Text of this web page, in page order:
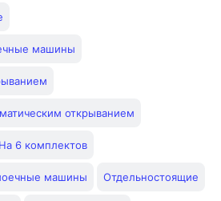
машины
открыванием
На 6 комплектов
машины Отдельностоящие